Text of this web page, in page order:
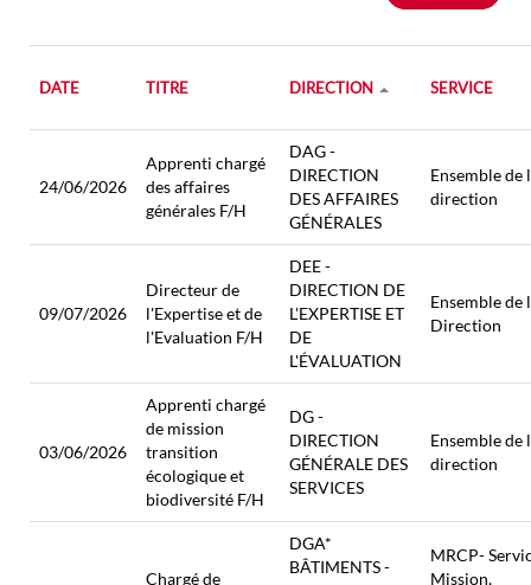
DATE TITRE DIRECTION SERVICE
24/06/2026
Apprenti chargé
des affaires
générales F/H
DAG -
DIRECTION
DES AFFAIRES
GÉNÉRALES
Ensemble de
direction
09/07/2026
Directeur de
l'Expertise et de
l'Evaluation F/H
DEE -
DIRECTION DE
L'EXPERTISE ET
DE
L'ÉVALUATION
Ensemble de
Direction
03/06/2026
Apprenti chargé
de mission
transition
écologique et
biodiversité F/H
DG -
DIRECTION
GÉNÉRALE DES
SERVICES
Ensemble de
direction
Chargé de
DGA*
BÂTIMENTS -
MRCP-
Mission,